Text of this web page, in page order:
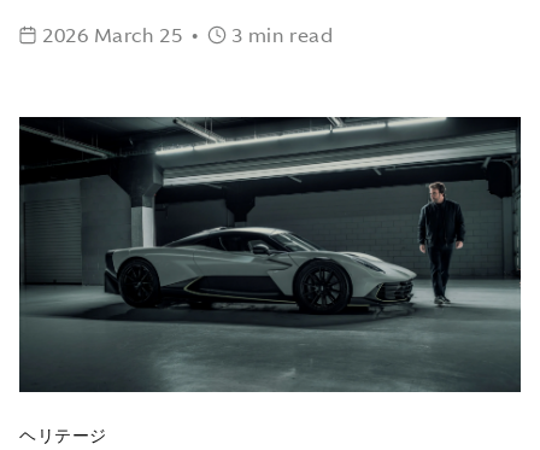
2026 March 25 • 3 min read
ヘリテージ